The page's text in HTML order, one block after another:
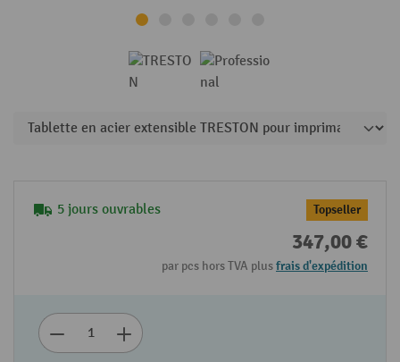
5 jours ouvrables Topseller
347,00 €
par pcs hors TVA plusfrais d'expédition